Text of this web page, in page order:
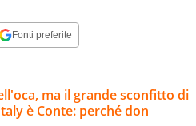
Fonti preferite
ma il grande sconfitto di
è Conte: perché don